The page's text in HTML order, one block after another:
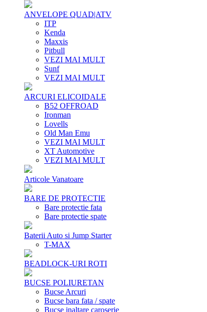
ANVELOPE QUAD|ATV
ITP
Kenda
Maxxis
Pitbull
VEZI MAI MULT
Sunf
VEZI MAI MULT
ARCURI ELICOIDALE
B52 OFFROAD
Ironman
Lovells
Old Man Emu
VEZI MAI MULT
XT Automotive
VEZI MAI MULT
Articole Vanatoare
BARE DE PROTECTIE
Bare protectie fata
Bare protectie spate
Baterii Auto si Jump Starter
T-MAX
BEADLOCK-URI ROTI
BUCSE POLIURETAN
Bucse Arcuri
Bucse bara fata / spate
Bucse inaltare caroserie